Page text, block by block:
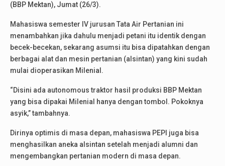
(BBP Mektan), Jumat (26/3).
Mahasiswa semester IV jurusan Tata Air Pertanian ini
menambahkan jika dahulu menjadi petani itu identik dengan
becek-becekan, sekarang asumsi itu bisa dipatahkan dengan
berbagai alat dan mesin pertanian (alsintan) yang kini sudah
mulai dioperasikan Milenial.
“Disini ada autonomous traktor hasil produksi BBP Mektan
yang bisa dipakai Milenial hanya dengan tombol. Pokoknya
asyik,” tambahnya.
Dirinya optimis di masa depan, mahasiswa PEPI juga bisa
menghasilkan aneka alsintan setelah menjadi alumni dan
mengembangkan pertanian modern di masa depan.